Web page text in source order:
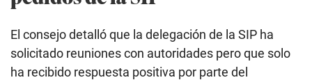
El consejo detalló que la delegación de la SIP ha
solicitado reuniones con autoridades pero que solo
ha recibido respuesta positiva por parte del